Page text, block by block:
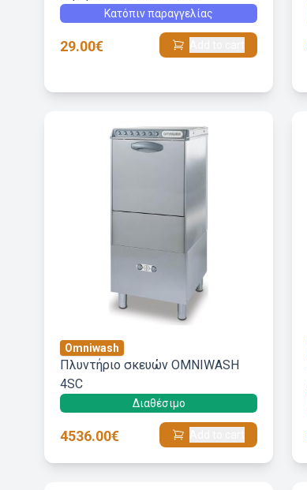
Κατόπιν παραγγελίας
29.00€
Omniwash
Πλυντήριο σκευών OMNIWASH
4SC
Διαθέσιμο
4536.00€